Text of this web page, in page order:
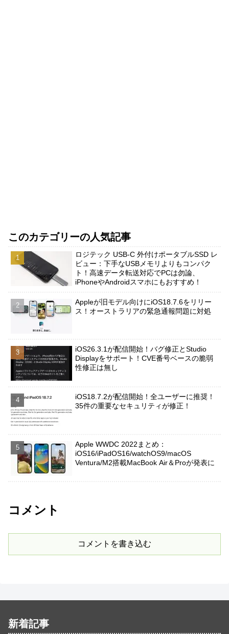
このカテゴリーの人気記事
ロジテック USB-C 外付けポータブルSSD レ
ビュー：下手なUSBメモリよりもコンパク
ト！高速データ転送対応でPCは勿論、
iPhoneやAndroidスマホにもおすすめ！
Appleが旧モデル向けにiOS18.7.6をリリー
ス！オーストラリアの緊急通報問題に対処
iOS26.3.1が配信開始！バグ修正とStudio
Displayをサポート！CVE番号ベースの脆弱
性修正は無し
iOS18.7.2が配信開始！全ユーザーに推奨！
35件の重要なセキュリティが修正！
Apple WWDC 2022まとめ：
iOS16/iPadOS16/watchOS9/macOS
Ventura/M2搭載MacBook Air＆Proが発表に
コメント
コメントを書き込む
新着記事